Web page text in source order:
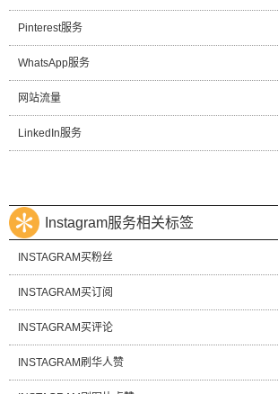
Pinterest服务
WhatsApp服务
网站流量
LinkedIn服务
Instagram服务相关标签
INSTAGRAM买粉丝
INSTAGRAM买订阅
INSTAGRAM买评论
INSTAGRAM刷华人赞